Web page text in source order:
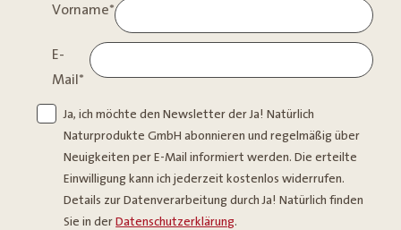
Vorname*
E-
Mail*
Ja, ich möchte den Newsletter der Ja! Natürlich
Naturprodukte GmbH abonnieren und regelmäßig über
Neuigkeiten per E-Mail informiert werden. Die erteilte
Einwilligung kann ich jederzeit kostenlos widerrufen.
Details zur Datenverarbeitung durch Ja! Natürlich finden
Sie in derDatenschutzerklärung.